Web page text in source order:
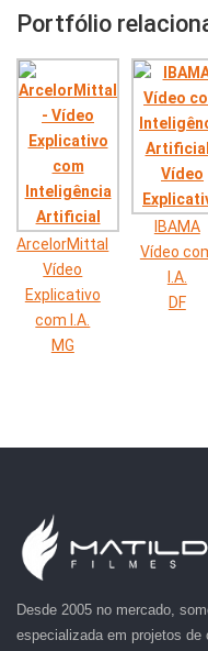
Portfólio
ArcelorMittal
Vídeo
Explicativo
com I.A.
MG
IBAMA
Vídeo
I.A.
DF
Desde 2005 no mercado,
especializada em projetos